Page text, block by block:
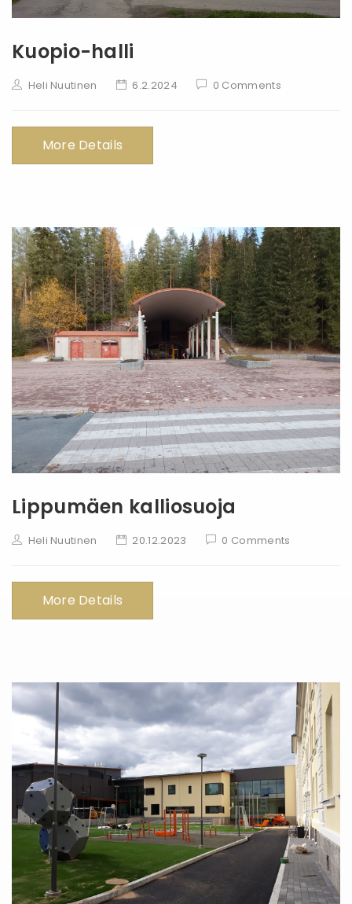
Kuopio-halli
Heli Nuutinen 6.2.2024 0 Comments
More Details
Lippumäen kalliosuoja
Heli Nuutinen 20.12.2023 0 Comments
More Details